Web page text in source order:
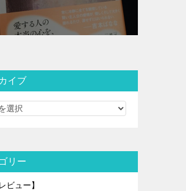
イブ
リー
ビュー】